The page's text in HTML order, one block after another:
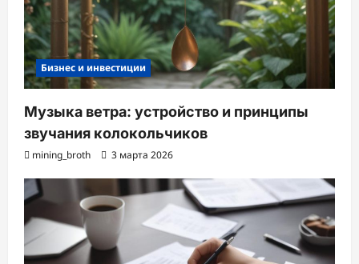
Бизнес и инвестиции
Музыка ветра: устройство и принципы
звучания колокольчиков
mining_broth 3 марта 2026